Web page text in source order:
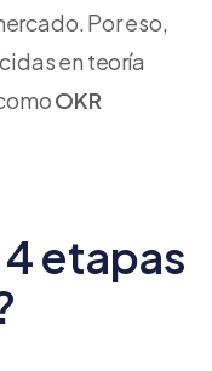
Por eso,
en teoría
OKR
4 etapas